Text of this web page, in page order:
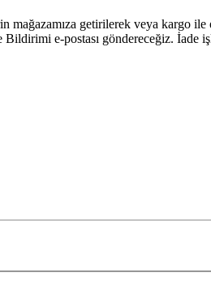
mağazamıza getirilerek veya kargo
e-postası göndereceğiz. İade